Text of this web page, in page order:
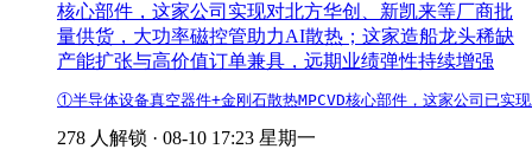
核心部件，这家公司实现对北方华创、新凯来等厂商批
量供货，大功率磁控管助力AI散热；这家造船龙头稀缺
产能扩张与高价值订单兼具，远期业绩弹性持续增强
①半导体设备真空器件+金刚石散热MPCVD核心部件，这家公司已实
278 人解锁 · 08-10 17:23 星期一